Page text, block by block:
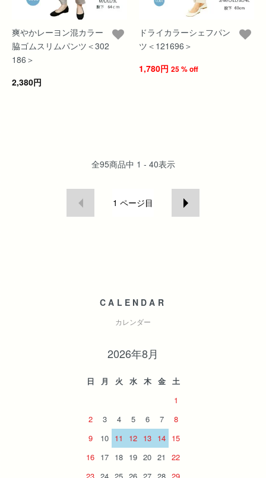
爽やかレーヨン混カラー
脇ゴムスリムパンツ＜302
186＞
2,380円
ドライカラーシェフパン
ツ＜121696＞
1,780円 25 % off
全95商品中 1 - 40表示
1 ページ目
CALENDAR
カレンダー
2026年8月
日 月 火 水 木 金
土
1
2
3 4 5 6 7
8
9
10 11 12 13 14 15
16 17 18 19 20 21
22